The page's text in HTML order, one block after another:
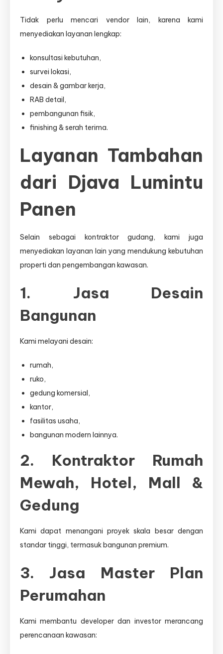
Tidak perlu mencari vendor lain, karena kami
menyediakan layanan lengkap:
konsultasi kebutuhan,
survei lokasi,
desain & gambar kerja,
RAB detail,
pembangunan fisik,
finishing & serah terima.
Layanan Tambahan
dari Djava Lumintu
Panen
Selain sebagai kontraktor gudang, kami juga
menyediakan layanan lain yang mendukung kebutuhan
properti dan pengembangan kawasan.
1. Jasa Desain
Bangunan
Kami melayani desain:
rumah,
ruko,
gedung komersial,
kantor,
fasilitas usaha,
bangunan modern lainnya.
2. Kontraktor Rumah
Mewah, Hotel, Mall &
Gedung
Kami dapat menangani proyek skala besar dengan
standar tinggi, termasuk bangunan premium.
3. Jasa Master Plan
Perumahan
Kami membantu developer dan investor merancang
perencanaan kawasan: